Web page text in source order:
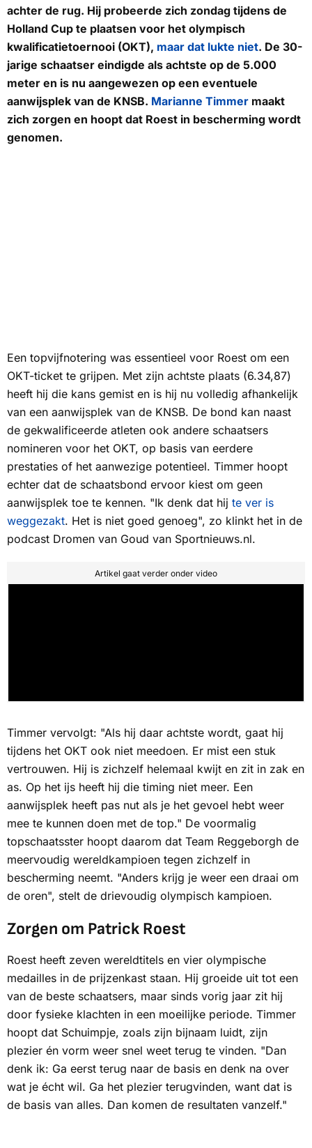
achter de rug. Hij probeerde zich zondag tijdens de
Holland Cup te plaatsen voor het olympisch
kwalificatietoernooi (OKT), maar dat lukte niet. De 30-
jarige schaatser eindigde als achtste op de 5.000
meter en is nu aangewezen op een eventuele
aanwijsplek van de KNSB. Marianne Timmer maakt
zich zorgen en hoopt dat Roest in bescherming wordt
genomen.
Een topvijfnotering was essentieel voor Roest om een
OKT-ticket te grijpen. Met zijn achtste plaats (6.34,87)
heeft hij die kans gemist en is hij nu volledig afhankelijk
van een aanwijsplek van de KNSB. De bond kan naast
de gekwalificeerde atleten ook andere schaatsers
nomineren voor het OKT, op basis van eerdere
prestaties of het aanwezige potentieel. Timmer hoopt
echter dat de schaatsbond ervoor kiest om geen
aanwijsplek toe te kennen. "Ik denk dat hij te ver is
weggezakt. Het is niet goed genoeg", zo klinkt het in de
podcast Dromen van Goud van Sportnieuws.nl.
Artikel gaat verder onder video
Timmer vervolgt: "Als hij daar achtste wordt, gaat hij
tijdens het OKT ook niet meedoen. Er mist een stuk
vertrouwen. Hij is zichzelf helemaal kwijt en zit in zak en
as. Op het ijs heeft hij die timing niet meer. Een
aanwijsplek heeft pas nut als je het gevoel hebt weer
mee te kunnen doen met de top." De voormalig
topschaatsster hoopt daarom dat Team Reggeborgh de
meervoudig wereldkampioen tegen zichzelf in
bescherming neemt. "Anders krijg je weer een draai om
de oren", stelt de drievoudig olympisch kampioen.
Zorgen om Patrick Roest
Roest heeft zeven wereldtitels en vier olympische
medailles in de prijzenkast staan. Hij groeide uit tot een
van de beste schaatsers, maar sinds vorig jaar zit hij
door fysieke klachten in een moeilijke periode. Timmer
hoopt dat Schuimpje, zoals zijn bijnaam luidt, zijn
plezier én vorm weer snel weet terug te vinden. "Dan
denk ik: Ga eerst terug naar de basis en denk na over
wat je écht wil. Ga het plezier terugvinden, want dat is
de basis van alles. Dan komen de resultaten vanzelf."